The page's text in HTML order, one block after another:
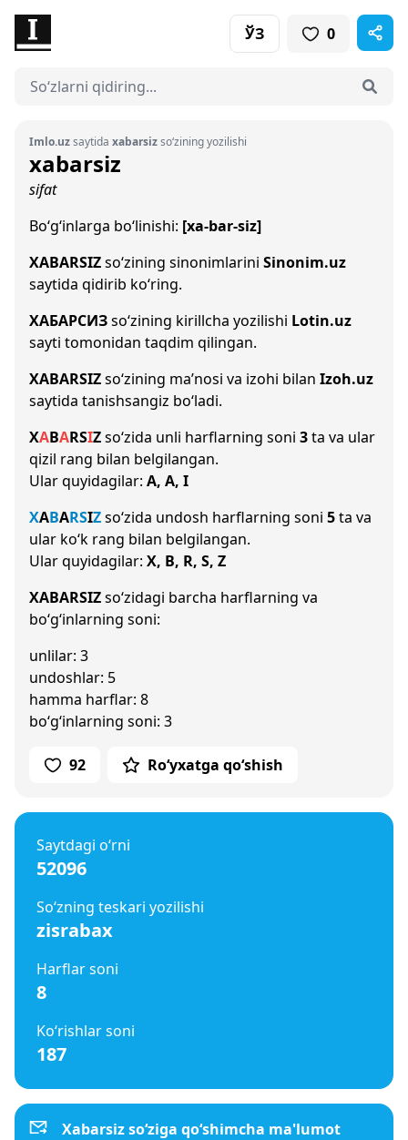
ЎЗ 0
Imlo.uzsaytida xabarsizso‘zining yozilishi
xabarsiz
sifat
Bo‘g‘inlarga bo‘linishi: [xa-bar-siz]
XABARSIZso‘zining sinonimlarini Sinonim.uz
saytida qidirib ko‘ring.
ХАБАРСИЗso‘zining kirillcha yozilishi Lotin.uz
sayti tomonidan taqdim qilingan.
XABARSIZso‘zining ma’nosi va izohi bilan Izoh.uz
saytida tanishsangiz bo‘ladi.
XABARSIZso‘zida unli harflarning soni 3ta va ular
qizil rang bilan belgilangan.
Ular quyidagilar: A, A, I
XABARSIZso‘zida undosh harflarning soni 5ta va
ular ko‘k rang bilan belgilangan.
Ular quyidagilar: X, B, R, S, Z
XABARSIZso‘zidagi barcha harflarning va
bo‘g‘inlarning soni:
unlilar: 3
undoshlar: 5
hamma harflar: 8
bo‘g‘inlarning soni: 3
92 Ro‘yxatga qo‘shish
Saytdagi o‘rni
52096
So‘zning teskari yozilishi
zisrabax
Harflar soni
8
Ko‘rishlar soni
187
Xabarsiz so‘ziga qo‘shimcha ma'lumot